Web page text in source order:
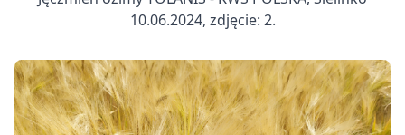
10.06.2024, zdjęcie: 2.